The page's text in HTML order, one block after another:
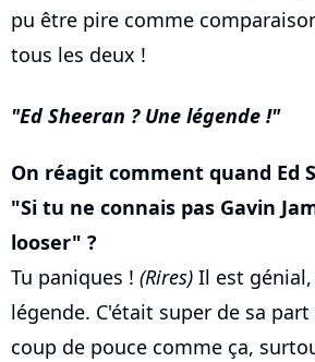
pu être pire comme
tous les deux !
Ed Sheeran ? Une légende !
On réagit comment quand Ed
"Si tu ne connais pas Gavin
looser" ?
Tu paniques ! (Rires) Il est
légende. C'était super de sa
coup de pouce comme ça,